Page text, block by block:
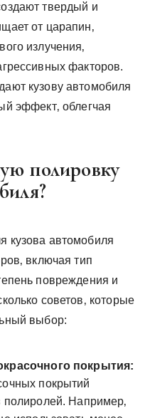
твердый и
от царапин‚
излучения‚
факторов.
кузову автомобиля
эффект‚ облегчая
полировку
кузова автомобиля
включая тип
повреждения и
советов‚ которые
выбор:
покрытия:
покрытий
полиролей. Например‚